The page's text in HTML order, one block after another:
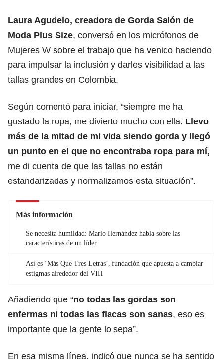
Laura Agudelo, creadora de Gorda Salón de
Moda Plus Size, conversó en los micrófonos de
Mujeres W sobre el trabajo que ha venido haciendo
para impulsar la inclusión y darles visibilidad a las
tallas grandes en Colombia.
Según comentó para iniciar, “siempre me ha
gustado la ropa, me divierto mucho con ella. Llevo
más de la mitad de mi vida siendo gorda y llegó
un punto en el que no encontraba ropa para mí,
me di cuenta de que las tallas no están
estandarizadas y normalizamos esta situación”.
Más información
Se necesita humildad: Mario Hernández habla sobre las
características de un líder
Así es ‘Más Que Tres Letras’, fundación que apuesta a cambiar
estigmas alrededor del VIH
Añadiendo que “no todas las gordas son
enfermas ni todas las flacas son sanas, eso es
importante que la gente lo sepa”.
En esa misma línea, indicó que nunca se ha sentido